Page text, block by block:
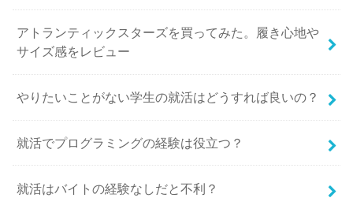
アトランティックスターズを買ってみた。履き心地や
サイズ感をレビュー
やりたいことがない学生の就活はどうすれば良いの？
就活でプログラミングの経験は役立つ？
就活はバイトの経験なしだと不利？